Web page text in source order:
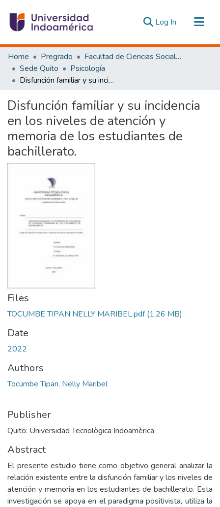
Log In (current)
Communities & Collections
All of DSpace
Statistics
Estadísticas Externas
Home Pregrado
Facultad de Ciencias Sociales y Humanas
Sede Quito
Psicología
Disfunción familiar y su incidencia en los niveles de atención y memoria de los estudiantes de bachillerato.
Disfunción familiar y su incidencia
en los niveles de atención y
memoria de los estudiantes de
bachillerato.
Files
TOCUMBE TIPAN NELLY MARIBEL.pdf(1.26 MB)
Date
2022
Authors
Tocumbe Tipan, Nelly Maribel
Publisher
Quito: Universidad Tecnològica Indoamèrica
Abstract
El presente estudio tiene como objetivo general analizar la
relación existente entre la disfunción familiar y los niveles de
atención y memoria en los estudiantes de bachillerato. Esta
investigación se apoya en el paradigma positivista, utiliza la